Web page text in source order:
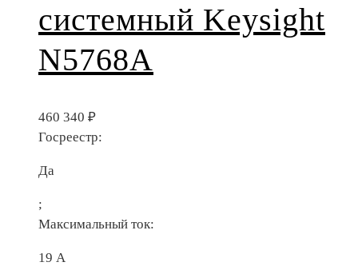
системный Keysight
N5768A
460 340 ₽
Госреестр:
Да
;
Максимальный ток:
19 А